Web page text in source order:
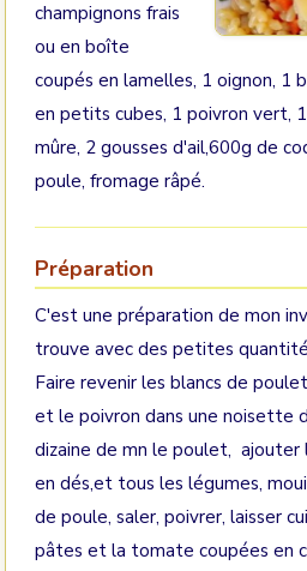
champignons frais
ou en boîte
coupés en lamelles, 1 oignon, 1
en petits cubes, 1 poivron vert,
mûre, 2 gousses d'ail,600g de
poule, fromage râpé.
Préparation
C'est une préparation de mon
trouve avec des petites
Faire revenir les blancs de
et le poivron dans une noisette
dizaine de mn le poulet, ajouter
en dés,et tous les légumes,
de poule, saler, poivrer, laisser
pâtes et la tomate coupées en